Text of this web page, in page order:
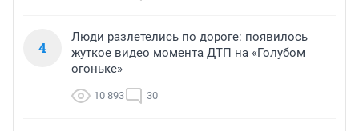
4
Люди разлетелись по дороге: появилось
жуткое видео момента ДТП на «Голубом
огоньке»
10 893 30